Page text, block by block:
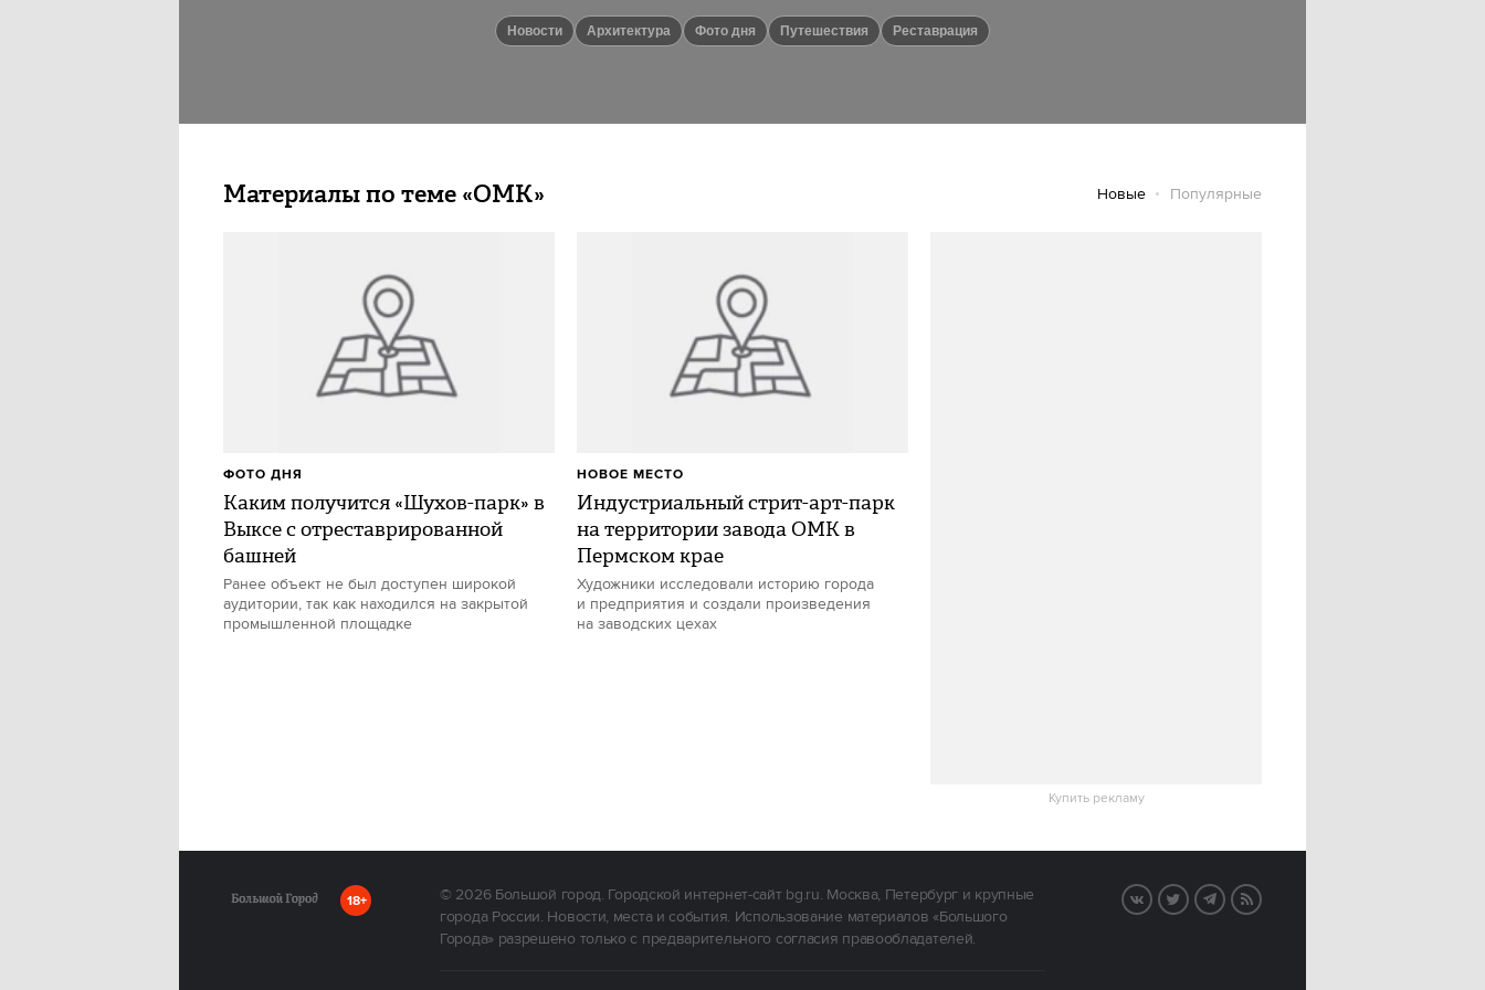
новости Архитектура Фото дня путешествия Реставрация
Материалы по теме «ОМК» Новые Популярные
Купить рекламу
Каким получится «Шухов-парк» в
Выксе с отреставрированной
башней
Ранее объект не был доступен широкой
аудитории, так как находился на закрытой
промышленной площадке
ФОТО ДНЯ
Индустриальный стрит-арт-парк
на территории завода ОМК в
Пермском крае
Художники исследовали историю города
и предприятия и создали произведения
на заводских цехах
НОВОЕ МЕСТО
18+ © 2026Большой город. Городской интернет-сайт bg.ru. Москва, Петербург и крупные
города России. Новости, места и события. Использование материалов «Большого
Города» разрешено только с предварительного согласия правообладателей.
VK TwitterTelegram
RSS